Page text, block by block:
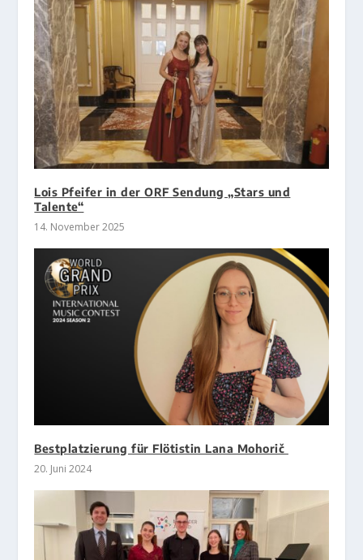
Lois Pfeifer in der ORF Sendung „Stars und
Talente“
14. November 2025
Bestplatzierung für Flötistin Lana Mohorič
20. Juni 2024